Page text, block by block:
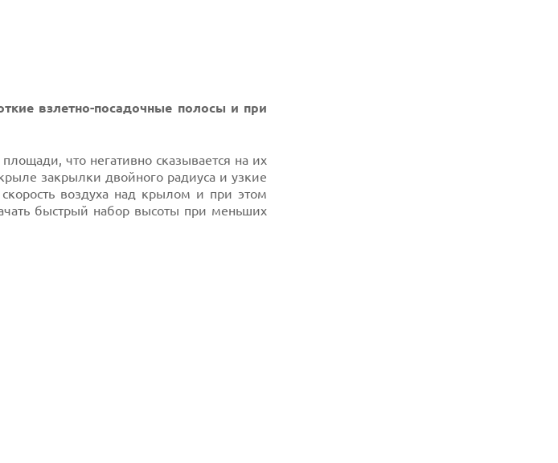
взлетно-посадочные полосы и при
что негативно сказывается на их
закрылки двойного радиуса и узкие
воздуха над крылом и при этом
быстрый набор высоты при меньших